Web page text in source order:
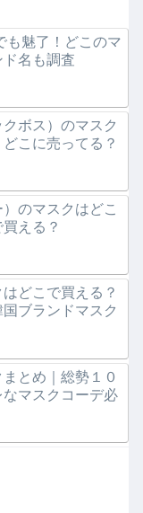
も魅了！どこのマ
名も調査
ボス）のマスク
こに売ってる？
のマスクはどこ
える？
どこで買える？
ブランドマスク
とめ｜総勢１０
なマスクコーデ必